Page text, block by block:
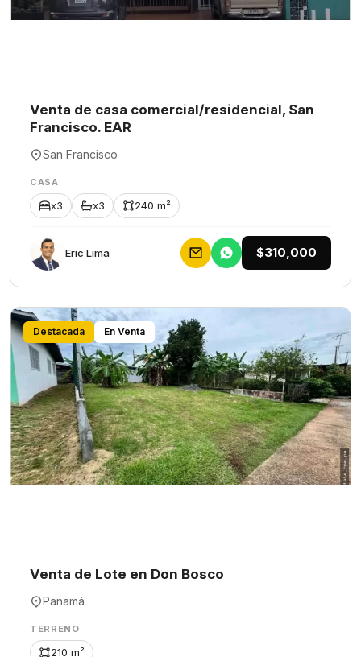
Venta de casa comercial/residencial, San
Francisco. EAR
San Francisco
CASA
x3 x3 240 m²
Eric Lima $310,000
Destacada En Venta
Venta de Lote en Don Bosco
Panamá
TERRENO
210 m²